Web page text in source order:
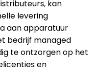
kan
levering
aan apparatuur
bedrijf managed
te ontzorgen op het
en